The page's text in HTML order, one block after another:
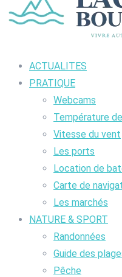
ACTUALITES
PRATIQUE
Webcams
Température de
Vitesse du vent
Les ports
Location de
Carte de
Les marchés
NATURE & SPORT
Randonnées
Guide des
Pêche